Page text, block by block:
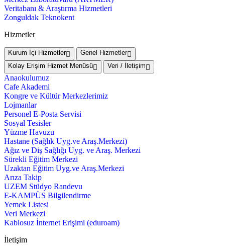
Veritabanı & Araştırma Hizmetleri
Zonguldak Teknokent
Hizmetler
Kurum İçi Hizmetler
Genel Hizmetler
Kolay Erişim Hizmet Menüsü
Veri / İletişim
Anaokulumuz
Cafe Akademi
Kongre ve Kültür Merkezlerimiz
Lojmanlar
Personel E-Posta Servisi
Sosyal Tesisler
Yüzme Havuzu
Hastane (Sağlık Uyg.ve Araş.Merkezi)
Ağız ve Diş Sağlığı Uyg. ve Araş. Merkezi
Sürekli Eğitim Merkezi
Uzaktan Eğitim Uyg.ve Araş.Merkezi
Arıza Takip
UZEM Stüdyo Randevu
E-KAMPÜS Bilgilendirme
Yemek Listesi
Veri Merkezi
Kablosuz İnternet Erişimi (eduroam)
İletişim